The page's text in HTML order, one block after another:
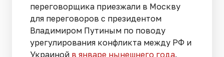
переговорщика приезжали в Москву
для переговоров с президентом
Владимиром Путиным по поводу
урегулирования конфликта между РФ и
Украиной в январе нынешнего года.